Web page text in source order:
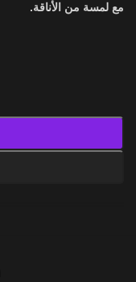
مع لمسة من الأناقة.